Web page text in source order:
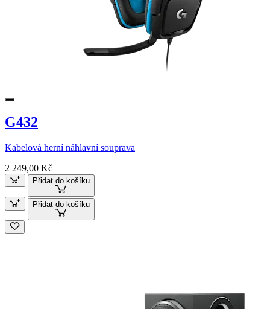
G432
Kabelová herní náhlavní souprava
2 249,00 Kč
Přidat do košíku
Přidat do košíku